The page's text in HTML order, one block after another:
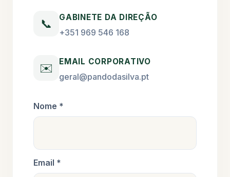
📞 GABINETE DA DIREÇÃO
+351 969 546 168
✉️ EMAIL CORPORATIVO
geral@pandodasilva.pt
Nome *
Email *